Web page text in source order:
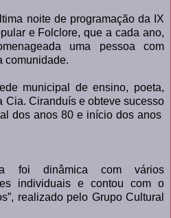
noite de programação da IX
e Folclore, que a cada ano,
uma pessoa com
comunidade.
municipal de ensino, poeta,
Cia. Ciranduís e obteve sucesso
dos anos 80 e início dos anos
foi dinâmica com vários
individuais e contou com o
realizado pelo Grupo Cultural